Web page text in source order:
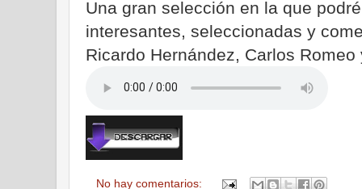
Una gran selección en la que
interesantes, seleccionadas y
Ricardo Hernández, Carlos
No hay comentarios: